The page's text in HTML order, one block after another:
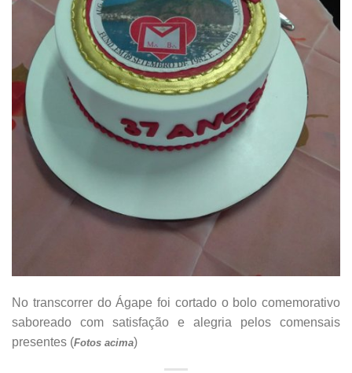
No transcorrer do Ágape foi cortado o bolo comemorativo
saboreado com satisfação e alegria pelos comensais
presentes (Fotos acima)